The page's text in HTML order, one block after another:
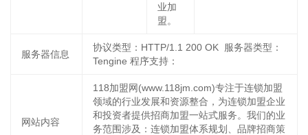
业加
盟。
服务器信息
协议类型：HTTP/1.1 200 OK 服务器类型：
Tengine 程序支持：
网站内容
118加盟网(www.118jm.com)专注于连锁加盟
领域的行业发展和资源整合，为连锁加盟企业
和投资者提供招商加盟一站式服务。我们的业
务范围涉及：连锁加盟体系规划、品牌招商策